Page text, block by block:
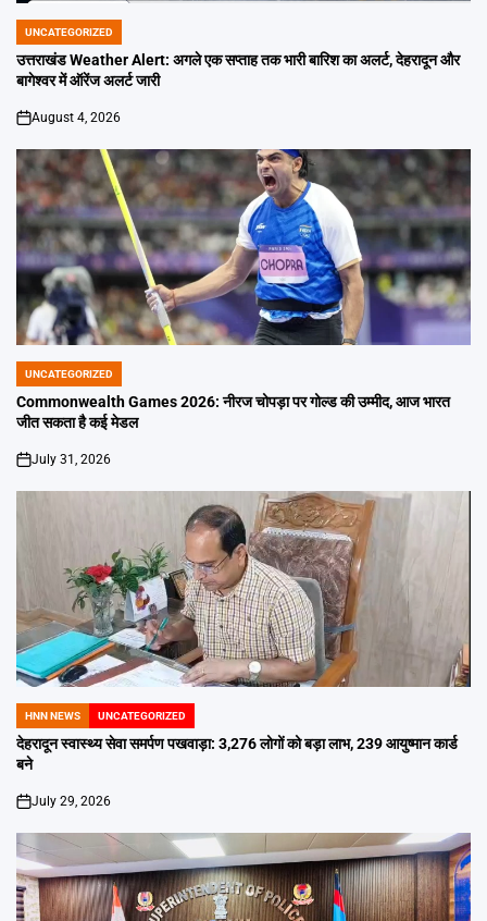
POSTED
IN
UNCATEGORIZED
उत्तराखंड Weather Alert: अगले एक सप्ताह तक भारी बारिश का अलर्ट, देहरादून और
बागेश्वर में ऑरेंज अलर्ट जारी
on
August 4, 2026
POSTED
IN
UNCATEGORIZED
Commonwealth Games 2026: नीरज चोपड़ा पर गोल्ड की उम्मीद, आज भारत
जीत सकता है कई मेडल
on
July 31, 2026
POSTED
IN
HNN NEWS UNCATEGORIZED
देहरादून स्वास्थ्य सेवा समर्पण पखवाड़ा: 3,276 लोगों को बड़ा लाभ, 239 आयुष्मान कार्ड
बने
on
July 29, 2026